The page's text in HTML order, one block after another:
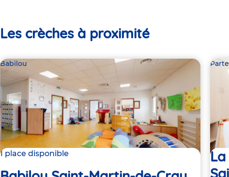
Les crèches à proximité
Babilou
1 place disponible